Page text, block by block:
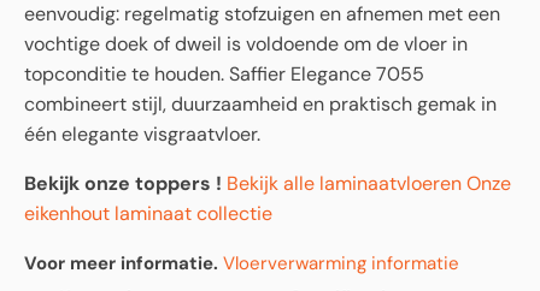
eenvoudig: regelmatig stofzuigen en afnemen met een
vochtige doek of dweil is voldoende om de vloer in
topconditie te houden. Saffier Elegance 7055
combineert stijl, duurzaamheid en praktisch gemak in
één elegante visgraatvloer.
Bekijk onze toppers ! Bekijk alle laminaatvloerenOnze
eikenhout laminaat collectie
Voor meer informatie. Vloerverwarming informatie